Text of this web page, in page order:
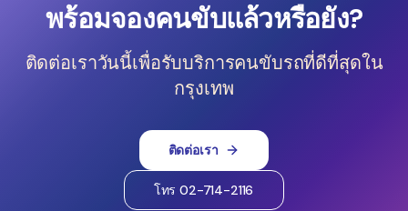
พร้อมจองคนขับแล้วหรือยัง?
ติดต่อเราวันนี้เพื่อรับบริการคนขับรถที่ดีที่สุดใน
กรุงเทพ
ติดต่อเรา
โทร 02-714-2116